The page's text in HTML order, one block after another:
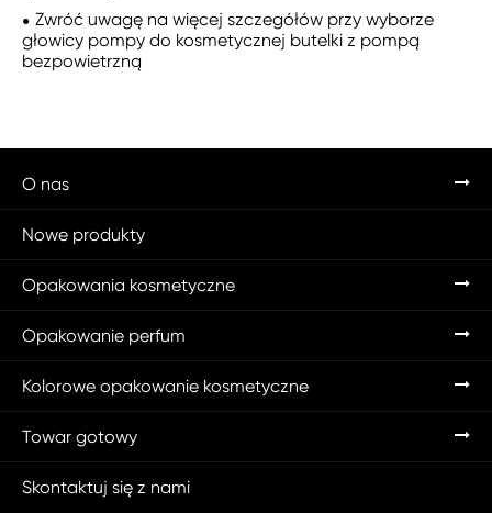
Zwróć uwagę na więcej szczegółów przy wyborze
głowicy pompy do kosmetycznej butelki z pompą
bezpowietrzną
O nas
Nowe produkty
Opakowania kosmetyczne
Opakowanie perfum
Kolorowe opakowanie kosmetyczne
Towar gotowy
Skontaktuj się z nami